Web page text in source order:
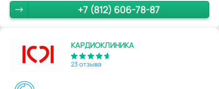
+7 (812) 606-78-87
КАРДИОКЛИНИКА
23 отзыва